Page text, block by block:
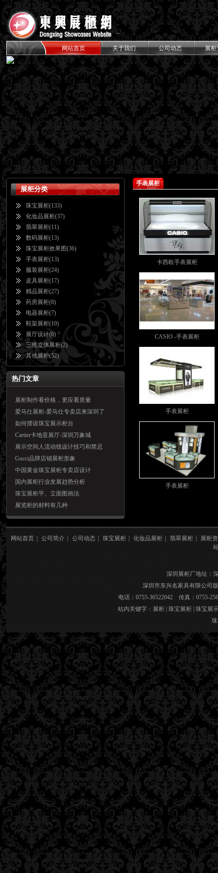
--
十年品牌致力于高档展柜设计制作
网站首页 关于我们 公司动态 展柜
展柜分类
珠宝展柜(133)
化妆品展柜(37)
翡翠展柜(11)
数码展柜(13)
珠宝展柜效果图(36)
手表展柜(13)
服装展柜(24)
皮具展柜(17)
精品展柜(27)
药房展柜(8)
电器展柜(7)
鞋架展柜(10)
展厅设计(0)
三维立体展柜(2)
其他展柜(52)
热门文章
展柜制作看价格，更应看质量
爱马仕展柜-爱马仕专卖店来深圳了
如何摆设珠宝展示柜台
Cartier卡地亚展厅-深圳万象城
展示空间人流动线设计技巧和禁忌
Gucci品牌店铺展柜形象
中国黄金珠宝展柜专卖店设计
国内展柜行业发展趋势分析
珠宝展柜平、立面图画法
展览柜的材料有几种
手表展柜
卡西欧手表展柜
CASIO -手表展柜
手表展柜
手表展柜
网站首页 | 公司简介 | 公司动态 | 珠宝展柜 | 化妆品展柜 | 翡翠展柜 |
展柜
深圳展柜厂地址：
深圳市东兴名家具有限公司
电话：0755-36522042 传真：0755-
站内关键字：展柜|珠宝展柜|珠宝展